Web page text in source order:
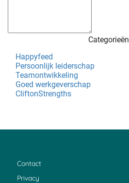
Categorieën
Happyfeed
Persoonlijk leiderschap
Teamontwikkeling
Goed werkgeverschap
CliftonStrengths
Contact
Privacy